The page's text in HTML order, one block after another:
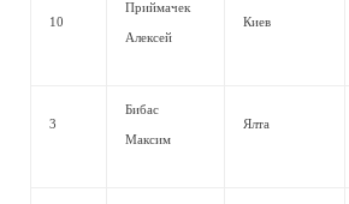
10
Приймачек
Алексей
Киев
3
Бибас
Максим
Ялта